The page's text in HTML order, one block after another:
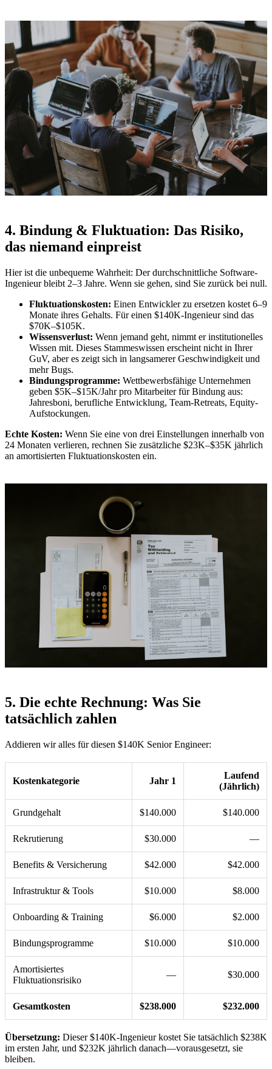
4. Bindung & Fluktuation: Das Risiko,
das niemand einpreist
Hier ist die unbequeme Wahrheit: Der durchschnittliche Software-
Ingenieur bleibt 2–3 Jahre. Wenn sie gehen, sind Sie zurück bei null.
Fluktuationskosten: Einen Entwickler zu ersetzen kostet 6–9
Monate ihres Gehalts. Für einen $140K-Ingenieur sind das
$70K–$105K.
Wissensverlust: Wenn jemand geht, nimmt er institutionelles
Wissen mit. Dieses Stammeswissen erscheint nicht in Ihrer
GuV, aber es zeigt sich in langsamerer Geschwindigkeit und
mehr Bugs.
Bindungsprogramme: Wettbewerbsfähige Unternehmen
geben $5K–$15K/Jahr pro Mitarbeiter für Bindung aus:
Jahresboni, berufliche Entwicklung, Team-Retreats, Equity-
Aufstockungen.
Echte Kosten: Wenn Sie eine von drei Einstellungen innerhalb von
24 Monaten verlieren, rechnen Sie zusätzliche $23K–$35K jährlich
an amortisierten Fluktuationskosten ein.
5. Die echte Rechnung: Was Sie
tatsächlich zahlen
Addieren wir alles für diesen $140K Senior Engineer:
Kostenkategorie Jahr 1
Laufend
(Jährlich)
Grundgehalt $140.000 $140.000
Rekrutierung $30.000 —
Benefits & Versicherung $42.000 $42.000
Infrastruktur & Tools $10.000 $8.000
Onboarding & Training $6.000 $2.000
Bindungsprogramme $10.000 $10.000
Amortisiertes
Fluktuationsrisiko
— $30.000
Gesamtkosten $238.000 $232.000
Übersetzung: Dieser $140K-Ingenieur kostet Sie tatsächlich $238K
im ersten Jahr, und $232K jährlich danach—vorausgesetzt, sie
bleiben.